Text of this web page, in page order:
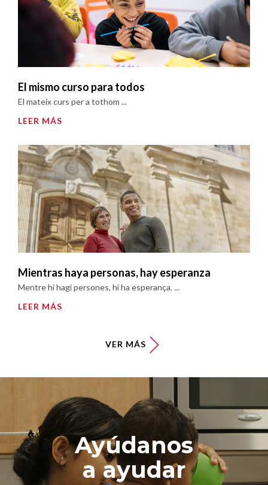
El mismo curso para todos
El mateix curs per a tothom ...
LEER MÁS
Mientras haya personas, hay esperanza
Mentre hi hagi persones, hi ha esperança. ...
LEER MÁS
VER MÁS
Ayúdanos
a ayudar